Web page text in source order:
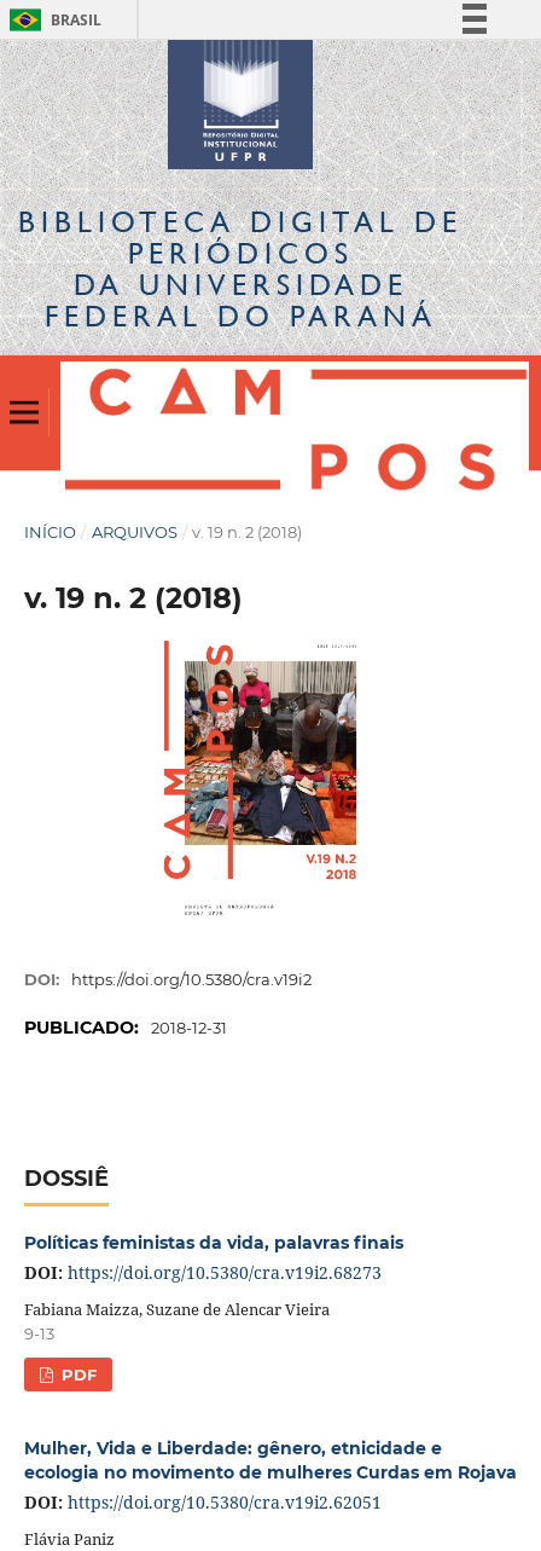
BRASIL
Simplifique!
Comunica BR
Participe
Acesso à informação
Legislação
Canais
BIBLIOTECA DIGITALDE
PERIÓDICOS
DA UNIVERSIDADE
FEDERAL DO PARANÁ
INÍCIO / ARQUIVOS / v. 19 n. 2 (2018)
v. 19 n. 2 (2018)
DOI: https://doi.org/10.5380/cra.v19i2
PUBLICADO: 2018-12-31
DOSSIÊ
Políticas feministas da vida, palavras finais
DOI: https://doi.org/10.5380/cra.v19i2.68273
Fabiana Maizza, Suzane de Alencar Vieira
9-13
PDF
Mulher, Vida e Liberdade: gênero, etnicidade e
ecologia no movimento de mulheres Curdas em Rojava
DOI: https://doi.org/10.5380/cra.v19i2.62051
Flávia Paniz